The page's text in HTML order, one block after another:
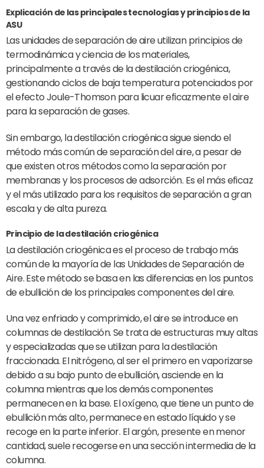
Explicación de las principales tecnologías y principios de la
ASU
Las unidades de separación de aire utilizan principios de
termodinámica y ciencia de los materiales,
principalmente a través de la destilación criogénica,
gestionando ciclos de baja temperatura potenciados por
el efecto Joule-Thomson para licuar eficazmente el aire
para la separación de gases.
Sin embargo, la destilación criogénica sigue siendo el
método más común de separación del aire, a pesar de
que existen otros métodos como la separación por
membranas y los procesos de adsorción. Es el más eficaz
y el más utilizado para los requisitos de separación a gran
escala y de alta pureza.
Principio de la destilación criogénica
La destilación criogénica es el proceso de trabajo más
común de la mayoría de las Unidades de Separación de
Aire. Este método se basa en las diferencias en los puntos
de ebullición de los principales componentes del aire.
Una vez enfriado y comprimido, el aire se introduce en
columnas de destilación. Se trata de estructuras muy altas
y especializadas que se utilizan para la destilación
fraccionada. El nitrógeno, al ser el primero en vaporizarse
debido a su bajo punto de ebullición, asciende en la
columna mientras que los demás componentes
permanecen en la base. El oxígeno, que tiene un punto de
ebullición más alto, permanece en estado líquido y se
recoge en la parte inferior. El argón, presente en menor
cantidad, suele recogerse en una sección intermedia de la
columna.